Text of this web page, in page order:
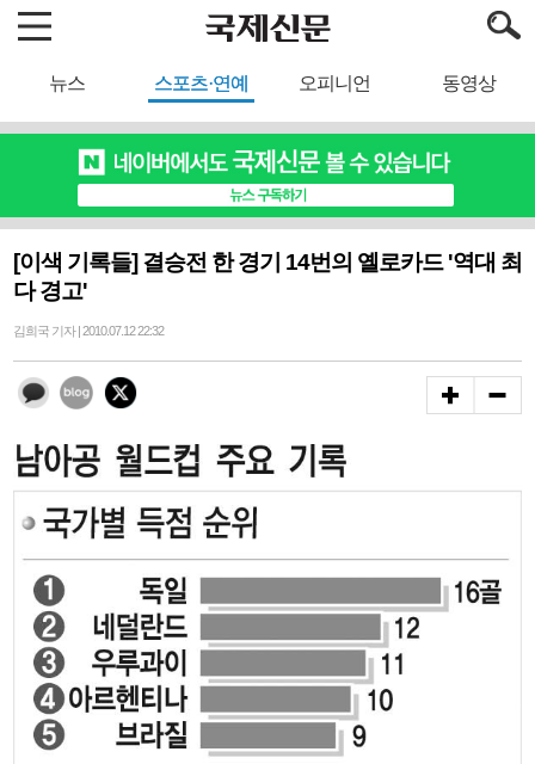
뉴스 스포츠·연예 오피니언 동영상
[이색 기록들] 결승전 한 경기 14번의 옐로카드 '역대 최
다 경고'
김희국 기자 | 2010.07.12 22:32